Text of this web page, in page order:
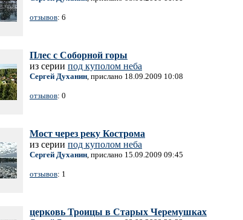
отзывов: 6
Плес с Соборной горы
из серии под куполом неба
Сергей Духанин, прислано 18.09.2009 10:08
отзывов: 0
Мост через реку Кострома
из серии под куполом неба
Сергей Духанин, прислано 15.09.2009 09:45
отзывов: 1
церковь Троицы в Старых Черемушках